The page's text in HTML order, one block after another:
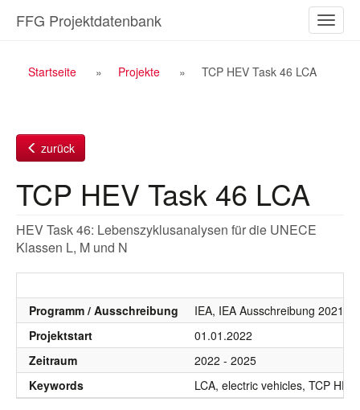
Inhalt
ein-/
FFG Projektdatenbank
Breadcrumb
Startseite Projekte TCP HEV Task 46 LCA
zurück
TCP HEV Task 46 LCA
HEV Task 46: Lebenszyklusanalysen für die UNECE
Klassen L, M und N
Programm / Ausschreibung
IEA, IEA Ausschreibung 2021 -
Projektstart
01.01.2022
Zeitraum
2022 - 2025
Keywords
LCA, electric vehicles, TCP HEV